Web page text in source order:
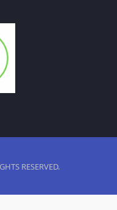
RESERVED.